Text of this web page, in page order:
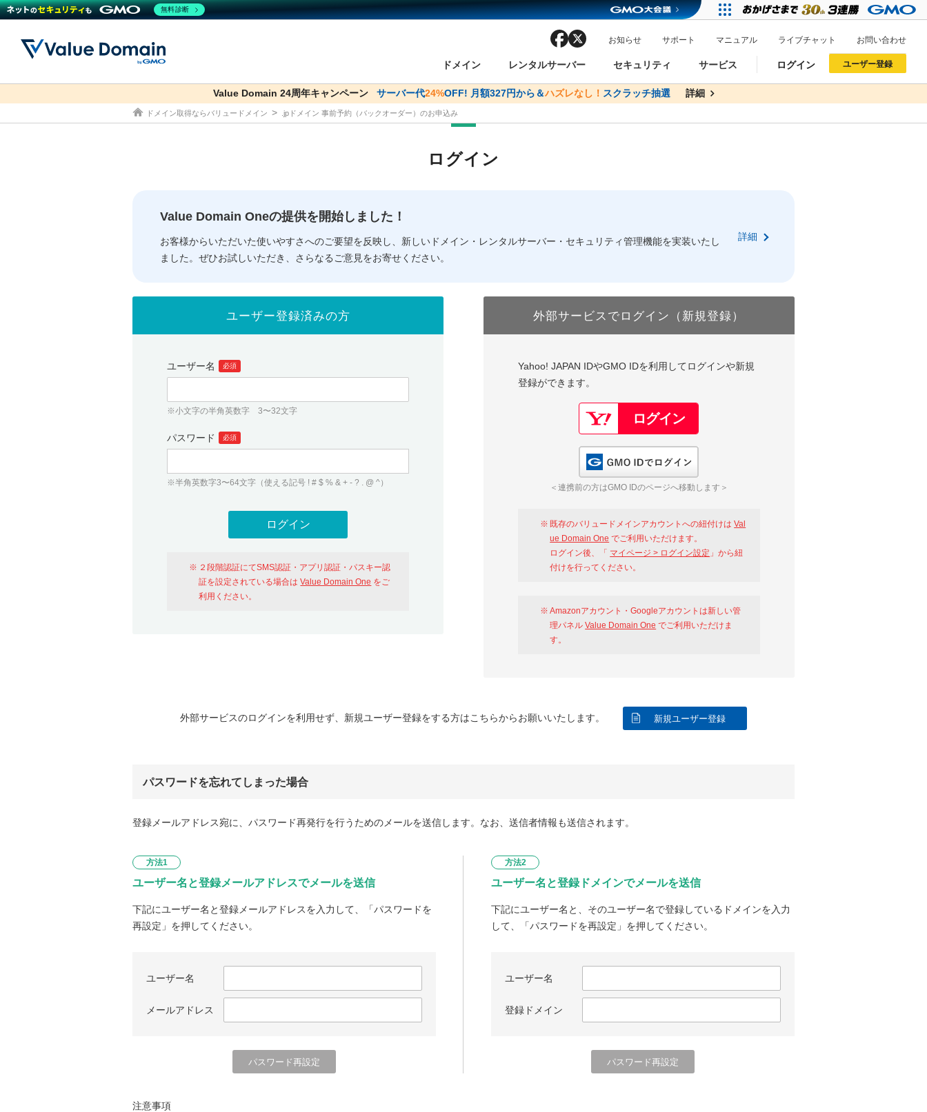
ドメイン
ドメイン ドメイン検索
ドメイン一括検索
人気ドメインの種類 WHOIS検索
レンタルサーバー
レンタルサーバー コアサーバー
セキュリティ
セキュリティ Value Domain ネットde診断
サービス
サービス お得意様割引
バリュードメインAPI
facebook お知らせ サポート マニュアル ライブチャット お問い合わせ
ログイン
従来のバリュードメインをご利用希望の方 おすすめ One レンタルサーバーを含む最新の機能を使う方
以下でもログイン可能
ユーザー登録
従来のバリュードメインをご利用希望の方 おすすめ One レンタルサーバーを含む最新の機能を使う方
以下でも登録可能
Value Domain 24周年キャンペーン サーバー代24%OFF! 月額327円から＆ハズレなし！ スクラッチ抽選 詳細
co.jpドメイン✕コアサーバーV2ビジネス応援キャンペーン サーバー料金1年間無料 詳細
ドメイン取得ならバリュードメイン .jpドメイン 事前予約（バックオーダー）のお申込み
ログイン
Value Domain Oneの提供を開始しました！
お客様からいただいた使いやすさへのご要望を反映し、新しいドメイン・レンタルサーバー・セキュリティ管理機能を実装いたし
ました。ぜひお試しいただき、さらなるご意見をお寄せください。
詳細
ユーザー登録済みの方
ユーザー名 必須
※小文字の半角英数字 3〜32文字
パスワード 必須
※半角英数字3〜64文字（使える記号 ! # $ % & + - ? . @ ^）
２段階認証にてSMS認証・アプリ認証・パスキー認
証を設定されている場合はValue Domain One をご
利用ください。
外部サービスでログイン（新規登録）
Yahoo! JAPAN IDやGMO IDを利用してログインや新規
登録ができます。
＜連携前の方はGMO IDのページへ移動します＞
既存のバリュードメインアカウントへの紐付けはVal
ue Domain One でご利用いただけます。
ログイン後、「 マイページ > ログイン設定 」から紐
付けを行ってください。
Amazonアカウント・Googleアカウントは新しい管
理パネルValue Domain One でご利用いただけま
す。
外部サービスのログインを利用せず、新規ユーザー登録をする方はこちらからお願いいたします。 新規ユーザー登録
パスワードを忘れてしまった場合
登録メールアドレス宛に、パスワード再発行を行うためのメールを送信します。なお、送信者情報も送信されます。
方法1
ユーザー名と登録メールアドレスでメールを送信
下記にユーザー名と登録メールアドレスを入力して、「パスワードを
再設定」を押してください。
ユーザー名
メールアドレス
方法2
ユーザー名と登録ドメインでメールを送信
下記にユーザー名と、そのユーザー名で登録しているドメインを入力
して、「パスワードを再設定」を押してください。
ユーザー名
登録ドメイン
注意事項
無料診断